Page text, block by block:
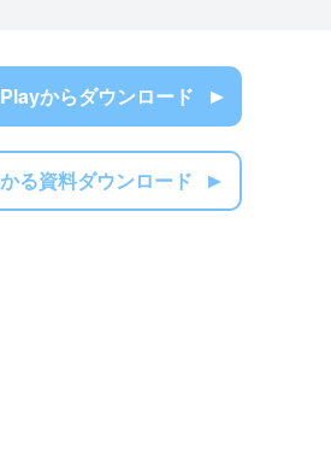
からダウンロード
る資料ダウンロード